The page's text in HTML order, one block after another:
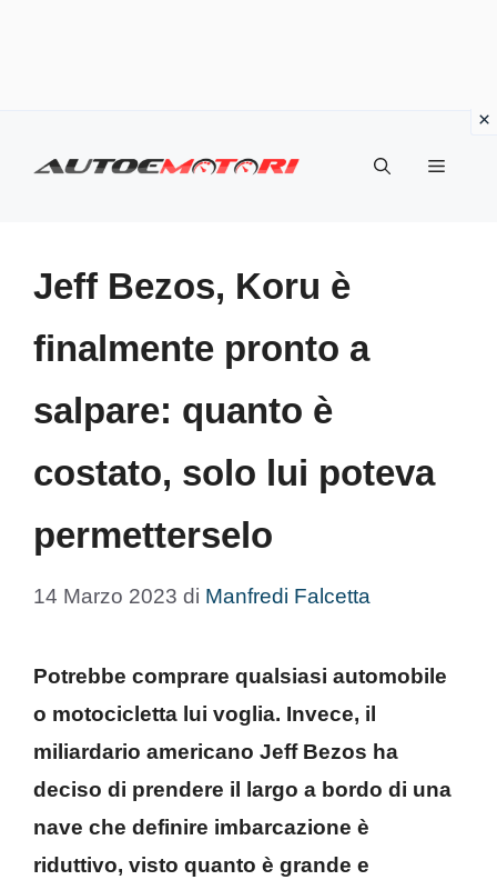
Menu
Jeff Bezos, Koru è
finalmente pronto a
salpare: quanto è
costato, solo lui poteva
permetterselo
14 Marzo 2023 di Manfredi Falcetta
Potrebbe comprare qualsiasi automobile
o motocicletta lui voglia. Invece, il
miliardario americano Jeff Bezos ha
deciso di prendere il largo a bordo di una
nave che definire imbarcazione è
riduttivo, visto quanto è grande e